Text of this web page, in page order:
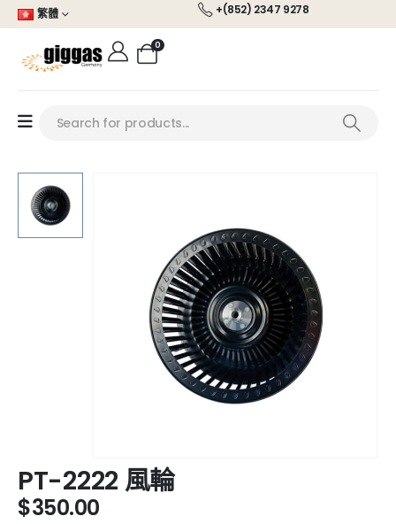
繁體 +(852) 2347 9278
0
PT-2222 風輪
$350.00